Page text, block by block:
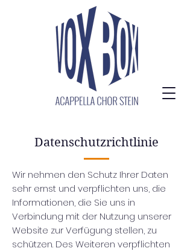
Datenschutzrichtlinie
Wir nehmen den Schutz Ihrer Daten
sehr ernst und verpflichten uns, die
Informationen, die Sie uns in
Verbindung mit der Nutzung unserer
Website zur Verfügung stellen, zu
schützen. Des Weiteren verpflichten